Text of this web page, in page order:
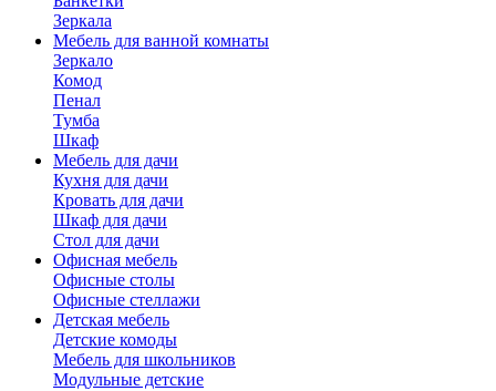
Зеркала
Мебель для ванной комнаты
Зеркало
Комод
Пенал
Тумба
Шкаф
Мебель для дачи
Кухня для дачи
Кровать для дачи
Шкаф для дачи
Стол для дачи
Офисная мебель
Офисные столы
Офисные стеллажи
Детская мебель
Детские комоды
Мебель для школьников
Модульные детские